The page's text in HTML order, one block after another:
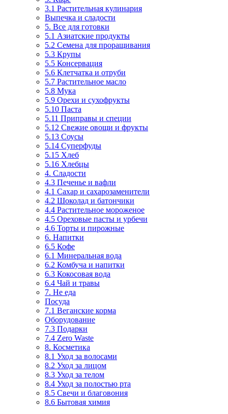
3.1 Растительная кулинария
Выпечка и сладости
5. Все для готовки
5.1 Азиатские продукты
5.2 Семена для проращивания
5.3 Крупы
5.5 Консервация
5.6 Клетчатка и отруби
5.7 Растительное масло
5.8 Мука
5.9 Орехи и сухофрукты
5.10 Паста
5.11 Приправы и специи
5.12 Свежие овощи и фрукты
5.13 Соусы
5.14 Суперфуды
5.15 Хлеб
5.16 Хлебцы
4. Сладости
4.3 Печенье и вафли
4.1 Сахар и сахарозаменители
4.2 Шоколад и батончики
4.4 Растительное мороженое
4.5 Ореховые пасты и урбечи
4.6 Торты и пирожные
6. Напитки
6.5 Кофе
6.1 Минеральная вода
6.2 Комбуча и напитки
6.3 Кокосовая вода
6.4 Чай и травы
7. Не еда
Посуда
7.1 Веганские корма
Оборудование
7.3 Подарки
7.4 Zero Waste
8. Косметика
8.1 Уход за волосами
8.2 Уход за лицом
8.3 Уход за телом
8.4 Уход за полостью рта
8.5 Свечи и благовония
8.6 Бытовая химия